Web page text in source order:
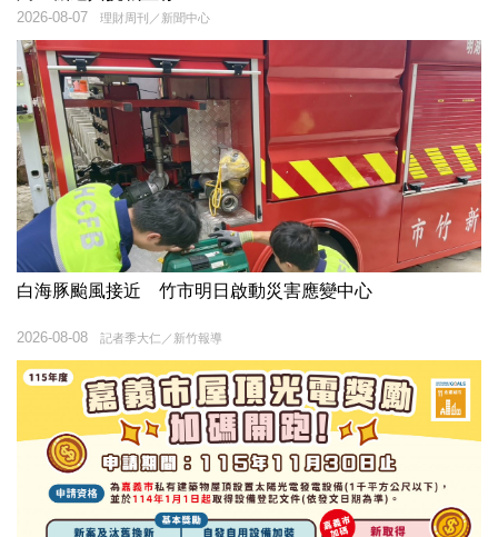
理財周刊／新聞中心
2026-08-07
白海豚颱風接近 竹市明日啟動災害應變中心
記者季大仁／新竹報導
2026-08-08